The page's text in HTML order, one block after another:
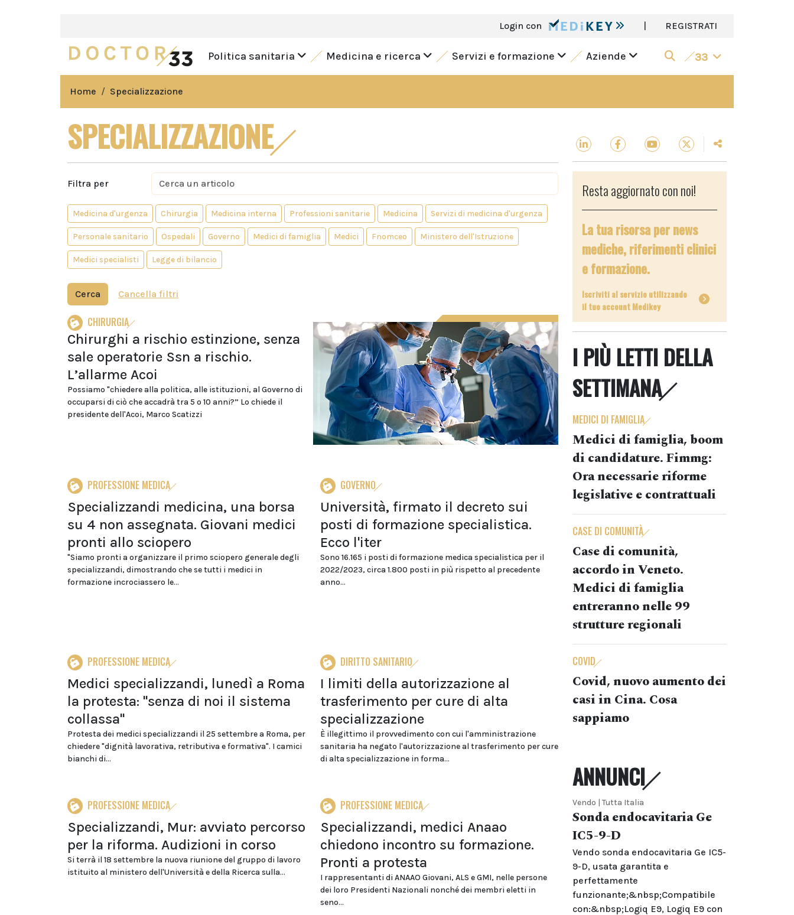
Login con | REGISTRATI
Politica sanitaria Medicina e ricerca Servizi e formazione Aziende 33
Home Specializzazione
SPECIALIZZAZIONE
Filtra per
Medicina d'urgenza Chirurgia Medicina interna Professioni sanitarie Medicina Servizi di medicina d'urgenza
Personale sanitario Ospedali Governo Medici di famiglia Medici Fnomceo Ministero dell'Istruzione
Medici specialisti Legge di bilancio
Cerca Cancella filtri
CHIRURGIA
Chirurghi a rischio estinzione, senza
sale operatorie Ssn a rischio.
L’allarme Acoi
Possiamo "chiedere alla politica, alle istituzioni, al Governo di
occuparsi di ciò che accadrà tra 5 o 10 anni?” Lo chiede il
presidente dell'Acoi, Marco Scatizzi
PROFESSIONE MEDICA
Specializzandi medicina, una borsa
su 4 non assegnata. Giovani medici
pronti allo sciopero
"Siamo pronti a organizzare il primo sciopero generale degli
specializzandi, dimostrando che se tutti i medici in
formazione incrociassero le...
GOVERNO
Università, firmato il decreto sui
posti di formazione specialistica.
Ecco l'iter
Sono 16.165 i posti di formazione medica specialistica per il
2022/2023, circa 1.800 posti in più rispetto al precedente
anno...
PROFESSIONE MEDICA
Medici specializzandi, lunedì a Roma
la protesta: "senza di noi il sistema
collassa"
Protesta dei medici specializzandi il 25 settembre a Roma, per
chiedere "dignità lavorativa, retributiva e formativa". I camici
bianchi di...
DIRITTO SANITARIO
I limiti della autorizzazione al
trasferimento per cure di alta
specializzazione
È illegittimo il provvedimento con cui l'amministrazione
sanitaria ha negato l'autorizzazione al trasferimento per cure
di alta specializzazione in forma...
PROFESSIONE MEDICA
Specializzandi, Mur: avviato percorso
per la riforma. Audizioni in corso
Si terrà il 18 settembre la nuova riunione del gruppo di lavoro
istituito al ministero dell'Università e della Ricerca sulla...
PROFESSIONE MEDICA
Specializzandi, medici Anaao
chiedono incontro su formazione.
Pronti a protesta
I rappresentanti di ANAAO Giovani, ALS e GMI, nelle persone
dei loro Presidenti Nazionali nonché dei membri eletti in
seno...
Resta aggiornato con noi!
La tua risorsa per news
mediche, riferimenti clinici
e formazione.
Iscriviti al servizio utilizzando
il tuo account Medikey
I PIÙ LETTI DELLA
SETTIMANA
MEDICI DI FAMIGLIA
Medici di famiglia, boom
di candidature. Fimmg:
Ora necessarie riforme
legislative e contrattuali
CASE DI COMUNITÀ
Case di comunità,
accordo in Veneto.
Medici di famiglia
entreranno nelle 99
strutture regionali
COVID
Covid, nuovo aumento dei
casi in Cina. Cosa
sappiamo
ANNUNCI
Vendo | Tutta Italia
Sonda endocavitaria Ge
IC5-9-D
Vendo sonda endocavitaria Ge IC5-
9-D, usata garantita e
perfettamente
funzionante;&nbsp;Compatibile
con:&nbsp;Logiq E9, Logiq E9 con